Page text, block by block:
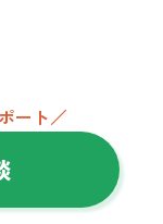
ート／